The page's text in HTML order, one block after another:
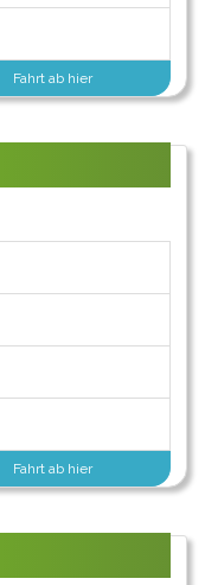
Fahrt ab hier
Fahrt ab hier